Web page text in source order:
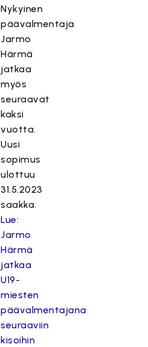
Nykyinen
päävalmentaja
Jarmo
Härmä
jatkaa
myös
seuraavat
kaksi
vuotta.
Uusi
sopimus
ulottuu
31.5.2023
saakka.
Lue:
Jarmo
Härmä
jatkaa
U19-
miesten
päävalmentajana
seuraaviin
kisoihin